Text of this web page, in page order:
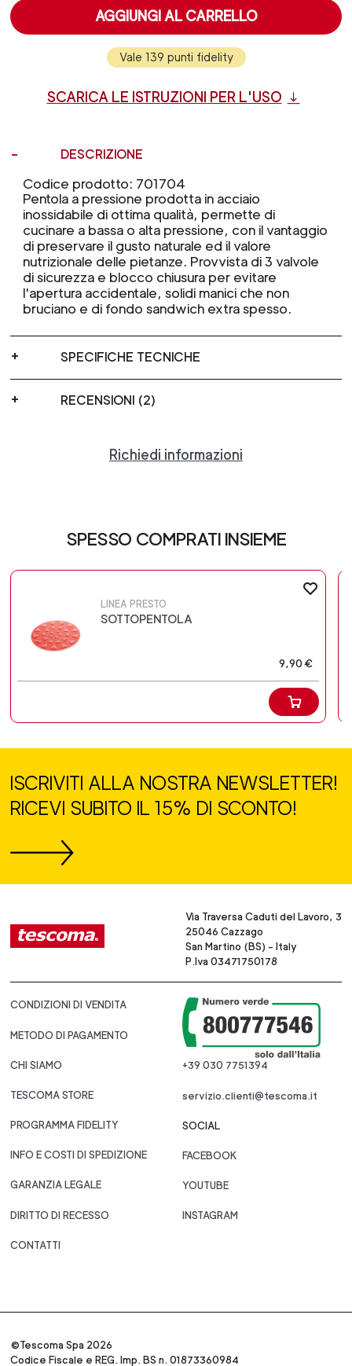
AGGIUNGI AL CARRELLO
Vale 139 punti fidelity
SCARICA LE ISTRUZIONI PER L'USO
DESCRIZIONE
Codice prodotto: 701704
Pentola a pressione prodotta in acciaio
inossidabile di ottima qualità, permette di
cucinare a bassa o alta pressione, con il vantaggio
di preservare il gusto naturale ed il valore
nutrizionale delle pietanze. Provvista di 3 valvole
di sicurezza e blocco chiusura per evitare
l'apertura accidentale, solidi manici che non
bruciano e di fondo sandwich extra spesso.
SPECIFICHE TECNICHE
RECENSIONI (2)
Richiedi informazioni
SPESSO COMPRATI INSIEME
LINEA PRESTO
SOTTOPENTOLA
9,90 €
ISCRIVITI ALLA NOSTRA NEWSLETTER!
RICEVI SUBITO IL 15% DI SCONTO!
Via Traversa Caduti del Lavoro, 3
25046 Cazzago
San Martino (BS) - Italy
P.Iva 03471750178
CONDIZIONI DI VENDITA
METODO DI PAGAMENTO
CHI SIAMO
TESCOMA STORE
PROGRAMMA FIDELITY
INFO E COSTI DI SPEDIZIONE
GARANZIA LEGALE
DIRITTO DI RECESSO
CONTATTI
+39 030 7751394
servizio.clienti@tescoma.it
SOCIAL
FACEBOOK
YOUTUBE
INSTAGRAM
©Tescoma Spa 2026
Codice Fiscale e REG. Imp. BS n. 01873360984